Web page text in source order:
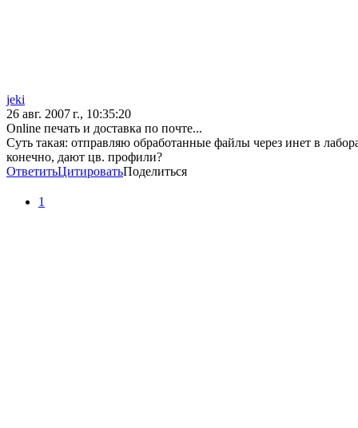
jeki
26 авг. 2007 г., 10:35:20
Online печать и доставка по почте...
Суть такая: отправляю обработанные файлы через инет в
конечно, дают цв. профили?
ОтветитьЦитироватьПоделиться
1